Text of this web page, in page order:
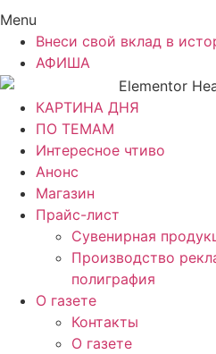
Menu
Внеси свой вклад в
АФИША
КАРТИНА ДНЯ
ПО ТЕМАМ
Интересное чтиво
Анонс
Магазин
Прайс-лист
Сувенирная
Производство
полиграфия
О газете
Контакты
О газете